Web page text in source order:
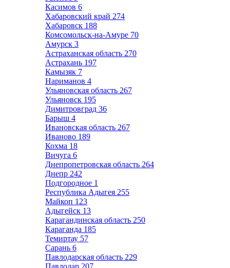
Касимов 6
Хабаровский край 274
Хабаровск 188
Комсомольск-на-Амуре 70
Амурск 3
Астраханская область 270
Астрахань 197
Камызяк 7
Нариманов 4
Ульяновская область 267
Ульяновск 195
Димитровград 36
Барыш 4
Ивановская область 267
Иваново 189
Кохма 18
Вичуга 6
Днепропетровская область 264
Днепр 242
Подгородное 1
Республика Адыгея 255
Майкоп 123
Адыгейск 13
Карагандинская область 250
Караганда 185
Темиртау 57
Сарань 6
Павлодарская область 229
Павлодар 207